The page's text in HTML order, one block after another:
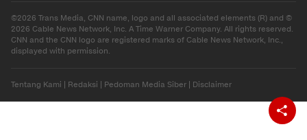
©2026 Trans Media, CNN name, logo and all associated elements (R) and ©
2026 Cable News Network, Inc. A Time Warner Company. All rights reserved.
CNN and the CNN logo are registered marks of Cable News Network, Inc.,
displayed with permission.
Tentang Kami | Redaksi | Pedoman Media Siber | Disclaimer